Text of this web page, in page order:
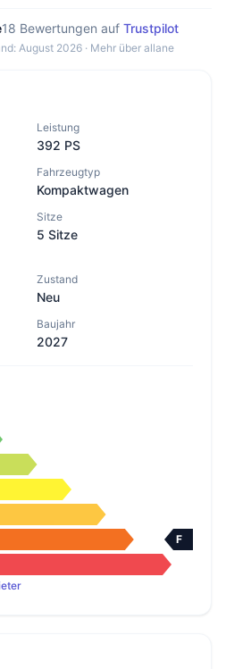
18 Bewertungen auf Trustpilot
August 2026 · Mehr über allane
Leistung
392 PS
Fahrzeugtyp
Kompaktwagen
Sitze
5 Sitze
Zustand
Neu
Baujahr
2027
F